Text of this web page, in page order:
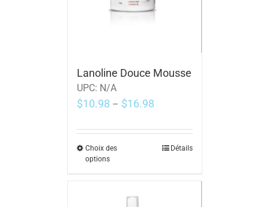
Lanoline Douce Mousse
UPC: N/A
$10.98 – $16.98
Choix des
options
Détails